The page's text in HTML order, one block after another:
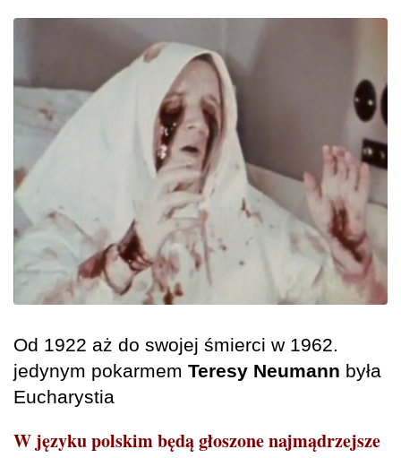
Od 1922 aż do swojej śmierci w 1962.
jedynym pokarmem Teresy Neumann była
Eucharystia
W języku polskim będą głoszone najmądrzejsze